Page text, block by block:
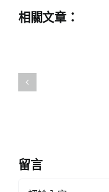
相關文章：中
留言